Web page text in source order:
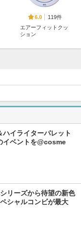
6.0
119件
エアーフィットクッ
ション
ベールスキンティン
ト
イライターパレット
イベントを@cosme
リーズから待望の新色
シャルコンビが最大